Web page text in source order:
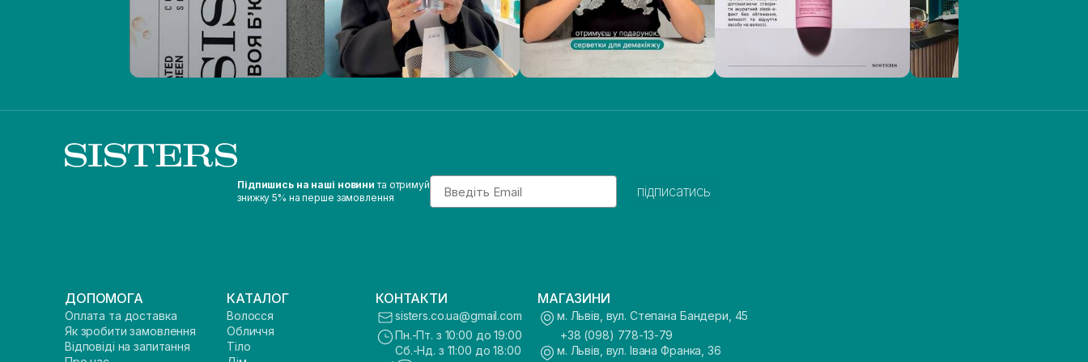
Підпишись на наші новини та отримуй
знижку 5% на перше замовлення
Email
підписатись
ДОПОМОГА
Оплата та доставка
Як зробити замовлення
Відповіді на запитання
КАТАЛОГ
Волосся
Обличчя
Тіло
КОНТАКТИ
sisters.co.ua@gmail.com
Пн.-Пт. з 10:00 до 19:00
Сб.-Нд. з 11:00 до 18:00
МАГАЗИНИ
м. Львів, вул. Степана Бандери, 45
+38 (098) 778-13-79
м. Львів, вул. Івана Франка, 36